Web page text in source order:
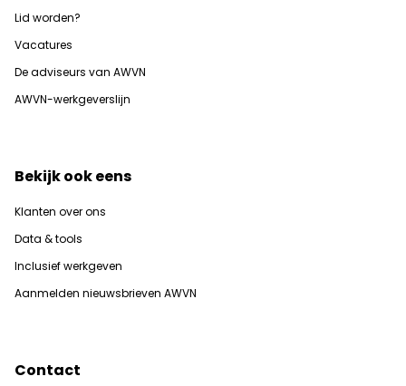
Lid worden?
Vacatures
De adviseurs van AWVN
AWVN-werkgeverslijn
Bekijk ook eens
Klanten over ons
Data & tools
Inclusief werkgeven
Aanmelden nieuwsbrieven AWVN
Contact